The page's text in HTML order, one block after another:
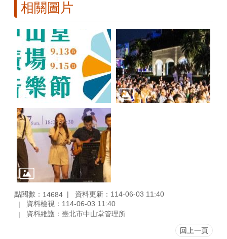
相關圖片
點閱數： 14684
資料更新：114-06-03 11:40
資料檢視：114-06-03 11:40
資料維護：臺北市中山堂管理所
回上一頁